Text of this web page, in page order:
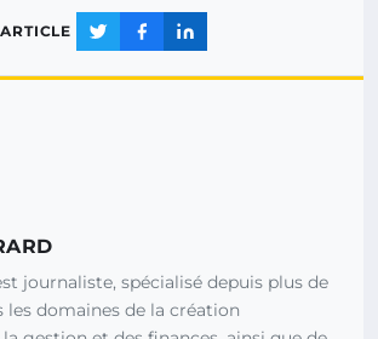
journaliste, spécialisé depuis plus de
les domaines de la création